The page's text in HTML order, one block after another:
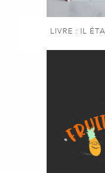
LIVRE : IL